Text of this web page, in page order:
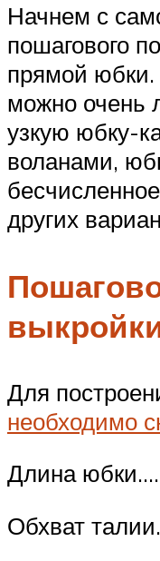
Начнем с
пошагового
прямой юбки.
можно очень
узкую юбку-
воланами,
других
Для
необходимо
Длина
Обхват